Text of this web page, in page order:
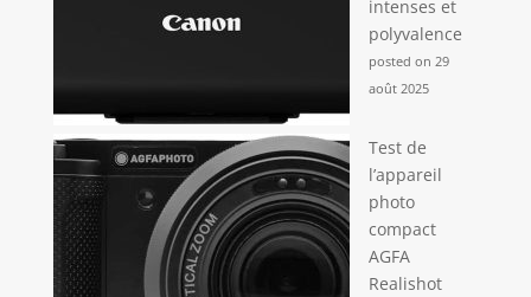
intenses et
polyvalence
posted on 29
août 2025
Test de
l’appareil
photo
compact
AGFA
Realishot